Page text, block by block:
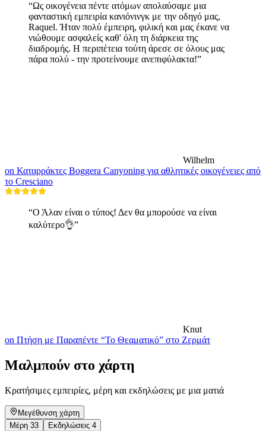
“Ως οικογένεια πέντε ατόμων απολαύσαμε μια
φανταστική εμπειρία κανιόνινγκ με την οδηγό μας,
Raquel. Ήταν πολύ έμπειρη, φιλική και μας έκανε να
νιώθουμε ασφαλείς καθ' όλη τη διάρκεια της
διαδρομής. Η περιπέτεια τούτη άρεσε σε όλους μας
πάρα πολύ - την προτείνουμε ανεπιφύλακτα!”
Wilhelm
on Καταρράκτες Boggera Canyoning για αθλητικές οικογένειες από
το Cresciano
“Ο Άλαν είναι ο τύπος! Δεν θα μπορούσε να είναι
καλύτερο👌”
Knut
on Πτήση με Παραπέντε “Το Θεαματικό” στο Ζερμάτ
Μαλμπούν στο χάρτη
Κρατήσιμες εμπειρίες, μέρη και εκδηλώσεις με μια ματιά
Μεγέθυνση χάρτη
Μέρη 33 Εκδηλώσεις 4